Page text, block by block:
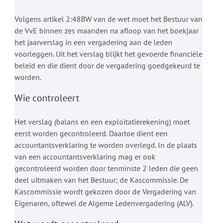
Volgens artikel 2:48BW van de wet moet het Bestuur van
de VvE binnen zes maanden na afloop van het boekjaar
het jaarverslag in een vergadering aan de leden
voorleggen. Uit het verslag blijkt het gevoerde financiële
beleid en die dient door de vergadering goedgekeurd te
worden.
Wie controleert
Het verslag (balans en een exploitatierekening) moet
eerst worden gecontroleerd. Daartoe dient een
accountantsverklaring te worden overlegd. In de plaats
van een accountantsverklaring mag er ook
gecontroleerd worden door tenminste 2 leden die geen
deel uitmaken van het Bestuur; de Kascommissie. De
Kascommissie wordt gekozen door de Vergadering van
Eigenaren, oftewel de Algeme Ledenvergadering (ALV).